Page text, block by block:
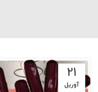
21
آوریل